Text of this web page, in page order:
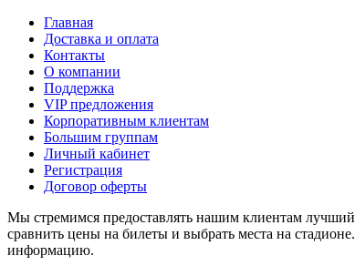
Главная
Доставка и оплата
Контакты
О компании
Поддержка
VIP предложения
Корпоративным клиентам
Большим группам
Личный кабинет
Регистрация
Договор оферты
Мы стремимся предоставлять нашим клиентам
сравнить цены на билеты и выбрать места на
информацию.